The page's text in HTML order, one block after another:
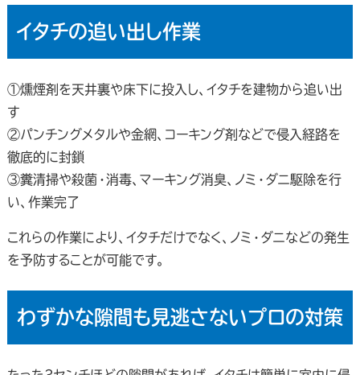
イタチの追い出し作業
①燻煙剤を天井裏や床下に投入し、イタチを建物から追い出
す
②パンチングメタルや金網、コーキング剤などで侵入経路を
徹底的に封鎖
③糞清掃や殺菌・消毒、マーキング消臭、ノミ・ダニ駆除を行
い、作業完了
これらの作業により、イタチだけでなく、ノミ・ダニなどの発生
を予防することが可能です。
わずかな隙間も見逃さないプロの対策